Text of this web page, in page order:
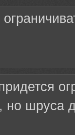
но шруса